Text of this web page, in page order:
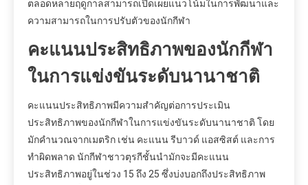
ตลอดหลายฤดูกาลสามารถเปิดเผยแนวโน้มในการพัฒนาและ
ความสามารถในการปรับตัวของนักกีฬา
คะแนนประสิทธิภาพของนักกีฬา
ในการแข่งขันระดับนานาชาติ
คะแนนประสิทธิภาพมีความสำคัญต่อการประเมิน
ประสิทธิภาพของนักกีฬาในการแข่งขันระดับนานาชาติ โดย
มักคำนวณจากเมตริก เช่น คะแนน รีบาวด์ แอสซิสต์ และการ
ทำผิดพลาด นักกีฬาชาวตุรกีชั้นนำมักจะมีคะแนน
ประสิทธิภาพอยู่ในช่วง 15 ถึง 25 ซึ่งบ่งบอกถึงประสิทธิภาพ